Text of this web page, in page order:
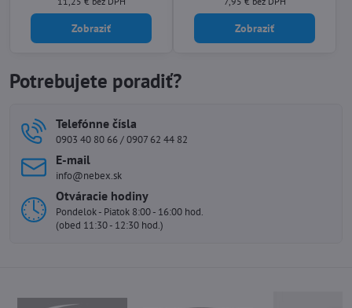
Spúšťací hlavový pásik umožňuje
jednoduché vybratie, zatiaľ čo
výkonný výdychový ventil účinne
znižuje teplo a vlhkosť vo vnútri
Zobraziť
v automatoch. Testované na
upchávanie dolomitom.
Zobraziť
Potrebujete poradiť?
Telefónne čísla
0903 40 80 66 / 0907 62 44 82
E-mail
info@nebex.sk
Otváracie hodiny
Pondelok - Piatok 8:00 - 16:00 hod.
(obed 11:30 - 12:30 hod.)